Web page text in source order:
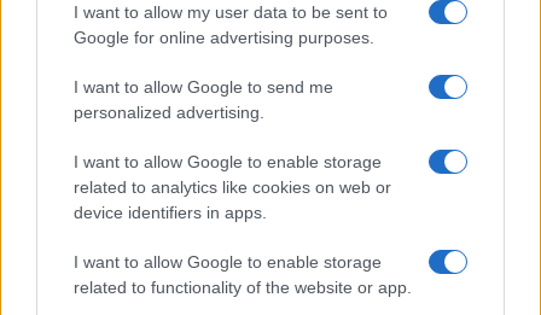
I want to allow my user data to be sent to
Google for online advertising purposes.
I want to allow Google to send me
personalized advertising.
I want to allow Google to enable storage
related to analytics like cookies on web or
device identifiers in apps.
I want to allow Google to enable storage
related to functionality of the website or app.
Continua a leggere
NERD NEWS